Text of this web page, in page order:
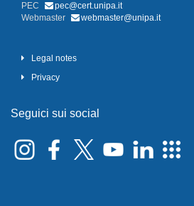
PEC
pec@cert.unipa.it
Webmaster
webmaster@unipa.it
Legal notes
Privacy
Seguici sui social